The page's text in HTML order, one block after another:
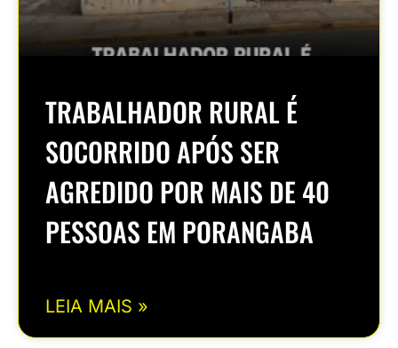
TRABALHADOR RURAL É
SOCORRIDO APÓS SER
AGREDIDO POR MAIS DE 40
PESSOAS EM PORANGABA
LEIA MAIS »